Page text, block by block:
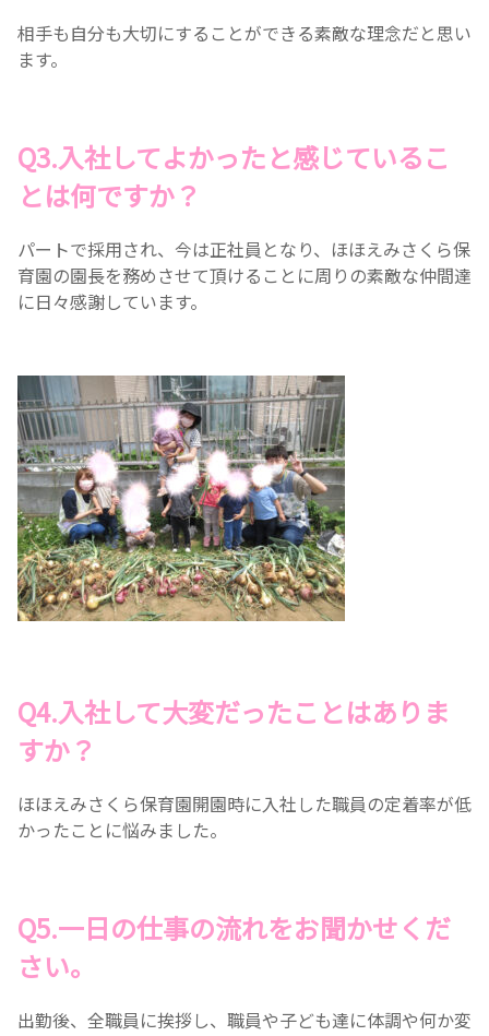
相手も自分も大切にすることができる素敵な理念だと思い
ます。
Q3.入社してよかったと感じているこ
とは何ですか？
パートで採用され、今は正社員となり、ほほえみさくら保
育園の園長を務めさせて頂けることに周りの素敵な仲間達
に日々感謝しています。
Q4.入社して大変だったことはありま
すか？
ほほえみさくら保育園開園時に入社した職員の定着率が低
かったことに悩みました。
Q5.一日の仕事の流れをお聞かせくだ
さい。
出勤後、全職員に挨拶し、職員や子ども達に体調や何か変